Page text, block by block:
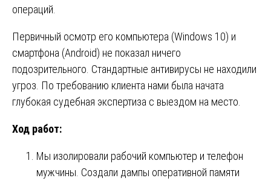
операций.
Первичный осмотр его компьютера (Windows 10) и
смартфона (Android) не показал ничего
подозрительного. Стандартные антивирусы не находили
угроз. По требованию клиента нами была начата
глубокая судебная экспертиза с выездом на место.
Ход работ:
Мы изолировали рабочий компьютер и телефон
мужчины. Создали дампы оперативной памяти